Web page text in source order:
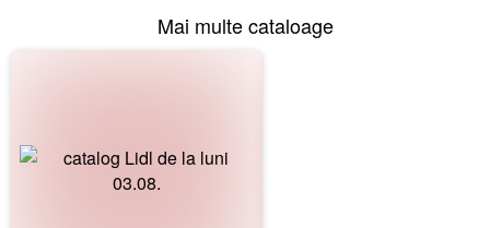
Mai multe cataloage